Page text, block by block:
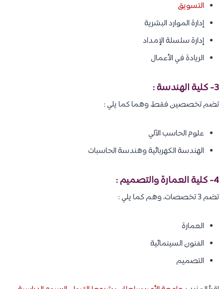
التسويق
إدارة الموارد البشرية
إدارة سلسلة الإمداد
الريادة في الأعمال
3- كلية الهندسة :
تضم تخصصين فقط، وهما كما يلي :
علوم الحاسب الآلي
الهندسة الكهربائية وهندسة الحاسبات
4- كلية العمارة والتصميم :
تضم 3 تخصصات، وهم كما يلي :
العمارة
الفنون السينمائية
التصميم